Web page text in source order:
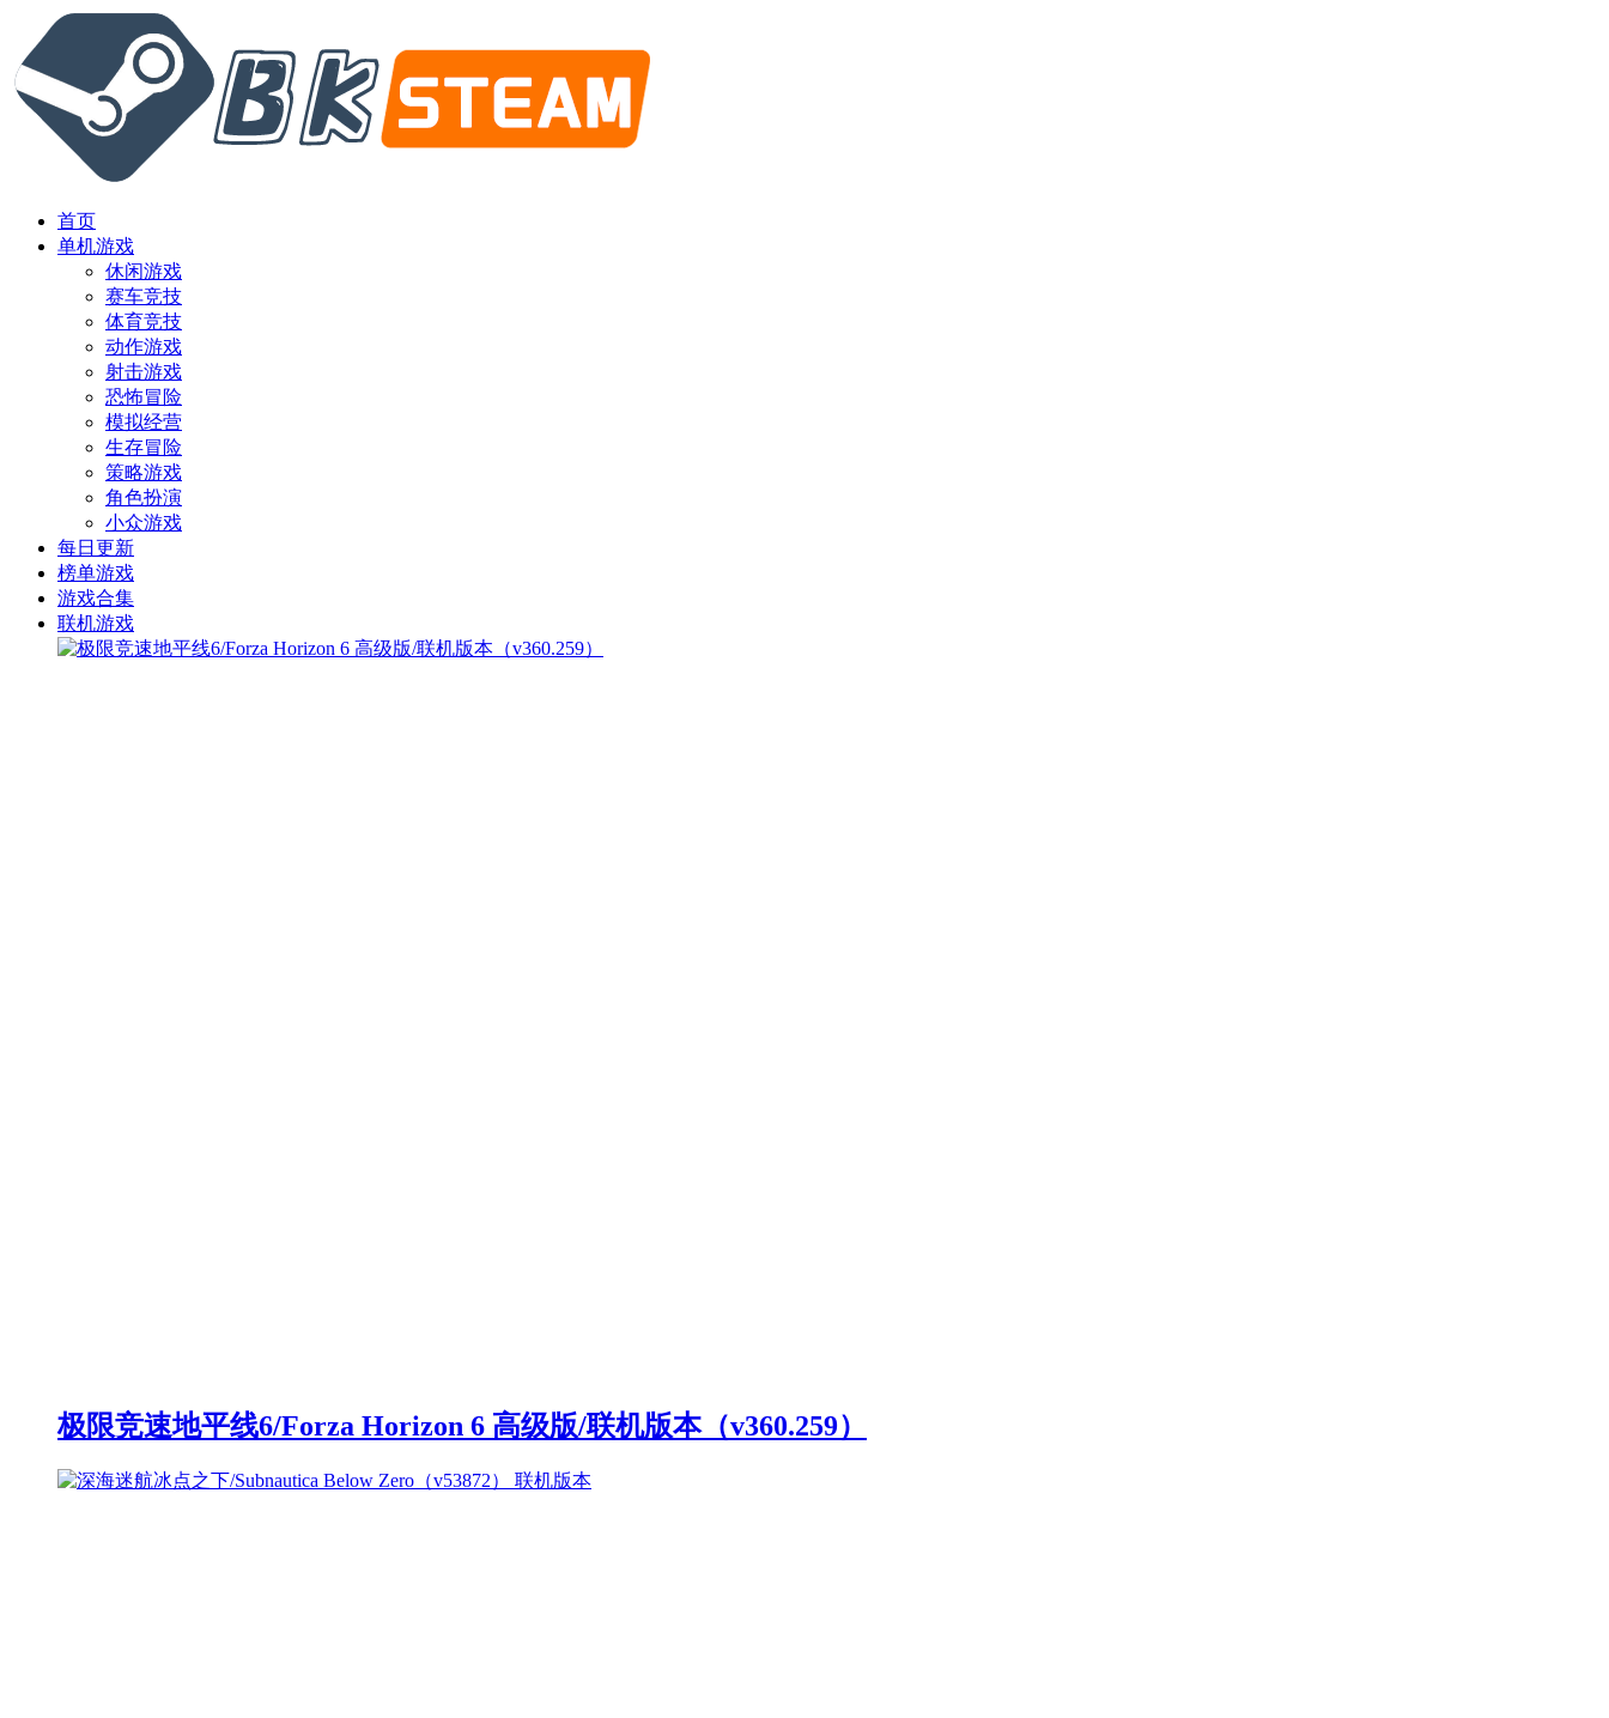
首页
单机游戏
休闲游戏
赛车竞技
体育竞技
动作游戏
射击游戏
恐怖冒险
模拟经营
生存冒险
策略游戏
角色扮演
小众游戏
每日更新
榜单游戏
游戏合集
联机游戏
极限竞速地平线6/Forza Horizon 6 高级版/联机版本（v360.259）